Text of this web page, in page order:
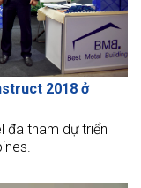
2018 ở
đã tham dự triển